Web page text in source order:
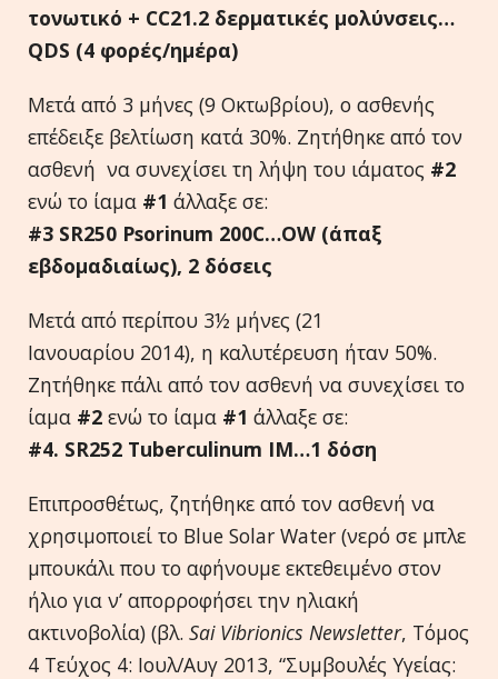
τονωτικό + CC21.2 δερματικές μολύνσεις…
QDS (4 φορές/ημέρα)
Μετά από 3 μήνες (9 Οκτωβρίου), ο ασθενής
επέδειξε βελτίωση κατά 30%. Ζητήθηκε από τον
ασθενή να συνεχίσει τη λήψη του ιάματος #2
ενώ το ίαμα #1 άλλαξε σε:
#3 SR250 Psorinum 200C…OW (άπαξ
εβδομαδιαίως), 2 δόσεις
Μετά από περίπου 3½ μήνες (21
Ιανουαρίου 2014), η καλυτέρευση ήταν 50%.
Ζητήθηκε πάλι από τον ασθενή να συνεχίσει το
ίαμα #2 ενώ το ίαμα #1 άλλαξε σε:
#4. SR252 Tuberculinum IM…1 δόση
Επιπροσθέτως, ζητήθηκε από τον ασθενή να
χρησιμοποιεί το Blue Solar Water (νερό σε μπλε
μπουκάλι που το αφήνουμε εκτεθειμένο στον
ήλιο για ν’ απορροφήσει την ηλιακή
ακτινοβολία) (βλ. Sai Vibrionics Newsletter, Τόμος
4 Τεύχος 4: Ιουλ/Αυγ 2013, “Συμβουλές Υγείας: